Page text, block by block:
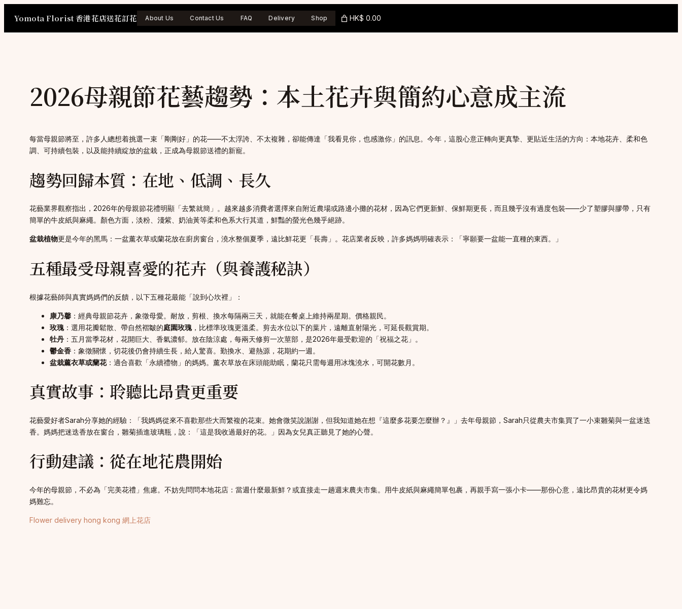
Yomota Florist 香港花店送花訂花 About Us Contact Us FAQ Delivery Shop HK$ 0.00
2026母親節花藝趨勢：本土花卉與簡約心意成主流
每當母親節將至，許多人總想着挑選一束「剛剛好」的花——不太浮誇、不太複雜，卻能傳達「我看見你，也感激你」的訊息。今年，這股心意正轉向更真摯、更貼近生活的方向：本地花卉、柔和色
調、可持續包裝，以及能持續綻放的盆栽，正成為母親節送禮的新寵。
趨勢回歸本質：在地、低調、長久
花藝業界觀察指出，2026年的母親節花禮明顯「去繁就簡」。越來越多消費者選擇來自附近農場或路邊小攤的花材，因為它們更新鮮、保鮮期更長，而且幾乎沒有過度包裝——少了塑膠與膠帶，只有
簡單的牛皮紙與麻繩。顏色方面，淡粉、淺紫、奶油黃等柔和色系大行其道，鮮豔的螢光色幾乎絕跡。
盆栽植物更是今年的黑馬：一盆薰衣草或蘭花放在廚房窗台，澆水整個夏季，遠比鮮花更「長壽」。花店業者反映，許多媽媽明確表示：「寧願要一盆能一直種的東西。」
五種最受母親喜愛的花卉（與養護秘訣）
根據花藝師與真實媽媽們的反饋，以下五種花最能「說到心坎裡」：
康乃馨 ：經典母親節花卉，象徵母愛。耐放，剪根、換水每隔兩三天，就能在餐桌上維持兩星期。價格親民。
玫瑰：選用花瓣鬆散、帶自然褶皺的庭園玫瑰，比標準玫瑰更溫柔。剪去水位以下的葉片，遠離直射陽光，可延長觀賞期。
牡丹 ：五月當季花材，花開巨大、香氣濃郁。放在陰涼處，每兩天修剪一次莖部，是2026年最受歡迎的「祝福之花」。
鬱金香 ：象徵關懷，切花後仍會持續生長，給人驚喜。勤換水、避熱源，花期約一週。
盆栽薰衣草或蘭花：適合喜歡「永續禮物」的媽媽。薰衣草放在床頭能助眠，蘭花只需每週用冰塊澆水，可開花數月。
真實故事：聆聽比昂貴更重要
花藝愛好者Sarah分享她的經驗：「我媽媽從來不喜歡那些大而繁複的花束。她會微笑說謝謝，但我知道她在想『這麼多花要怎麼辦？』」去年母親節，Sarah只從農夫市集買了一小束雛菊與一盆迷迭
香。媽媽把迷迭香放在窗台，雛菊插進玻璃瓶，說：「這是我收過最好的花。」因為女兒真正聽見了她的心聲。
行動建議：從在地花農開始
今年的母親節，不必為「完美花禮」焦慮。不妨先問問本地花店：當週什麼最新鮮？或直接走一趟週末農夫市集。用牛皮紙與麻繩簡單包裹，再親手寫一張小卡——那份心意，遠比昂貴的花材更令媽
媽難忘。
Flower delivery hong kong 網上花店